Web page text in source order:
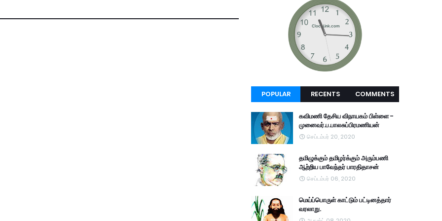
POPULAR RECENTS COMMENTS
கவிமணி தேசிய விநாயகம் பிள்ளை -
முனைவர்.ப.பாலசுப்பிரமணியன்
செப்டம்பர் 20, 2020
தமிழுக்கும் தமிழர்க்கும் அரும்பணி
ஆற்றிய பாவேந்தர் பாரதிதாசன்
செப்டம்பர் 06, 2020
மெய்ப்பொருள் காட்டும் பட்டினத்தார்
வரலாறு.